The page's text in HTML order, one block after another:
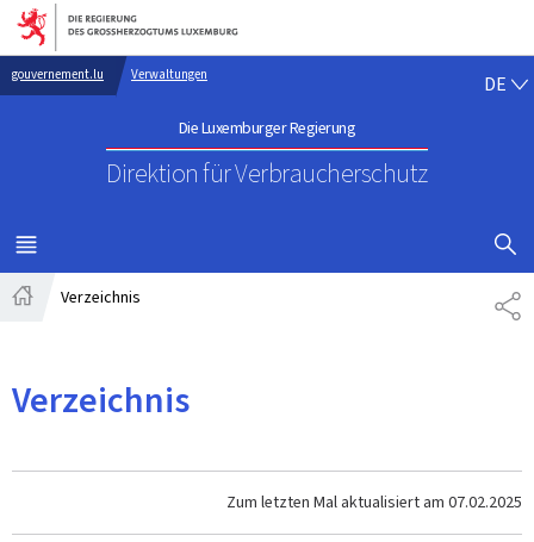
Zur Hauptnavigation
Zum Inhalt
gouvernement.lu Verwaltungen
Die Luxemburger Regierung
Direktion für Verbraucherschutz
DE
MENÜ
HAUPT-
Verzeichnis
Verzeichnis
Zum letzten Mal aktualisiert am 07.02.2025